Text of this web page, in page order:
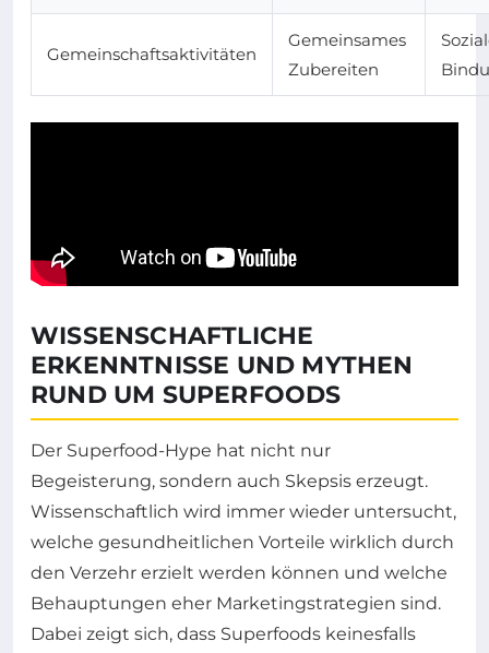
Gemeinschaftsaktivitäten
Gemeinsames
Zubereiten
WISSENSCHAFTLICHE
ERKENNTNISSE UND MYTHEN
RUND UM SUPERFOODS
Der Superfood-Hype hat nicht nur
Begeisterung, sondern auch Skepsis erzeugt.
Wissenschaftlich wird immer wieder untersucht,
welche gesundheitlichen Vorteile wirklich durch
den Verzehr erzielt werden können und welche
Behauptungen eher Marketingstrategien sind.
Dabei zeigt sich, dass Superfoods keinesfalls